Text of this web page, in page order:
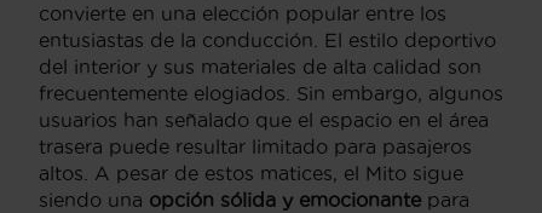
convierte en una elección popular entre los
entusiastas de la conducción. El estilo deportivo
del interior y sus materiales de alta calidad son
frecuentemente elogiados. Sin embargo, algunos
usuarios han señalado que el espacio en el área
trasera puede resultar limitado para pasajeros
altos. A pesar de estos matices, el Mito sigue
siendo una opción sólida y emocionante para